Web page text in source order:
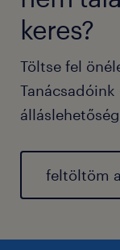
keres?
Töltse fel
feltöltöm